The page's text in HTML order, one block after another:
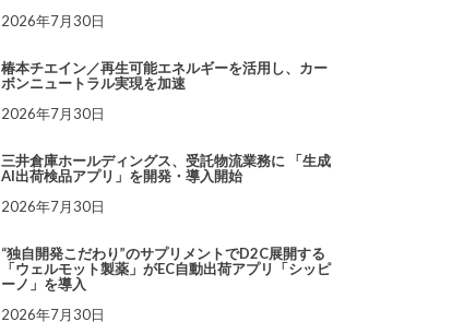
2026年7月30日
椿本チエイン／再生可能エネルギーを活用し、カー
ボンニュートラル実現を加速
2026年7月30日
三井倉庫ホールディングス、受託物流業務に 「生成
AI出荷検品アプリ」を開発・導入開始
2026年7月30日
“独自開発こだわり”のサプリメントでD2C展開する
「ウェルモット製薬」がEC自動出荷アプリ「シッピ
ーノ」を導入
2026年7月30日